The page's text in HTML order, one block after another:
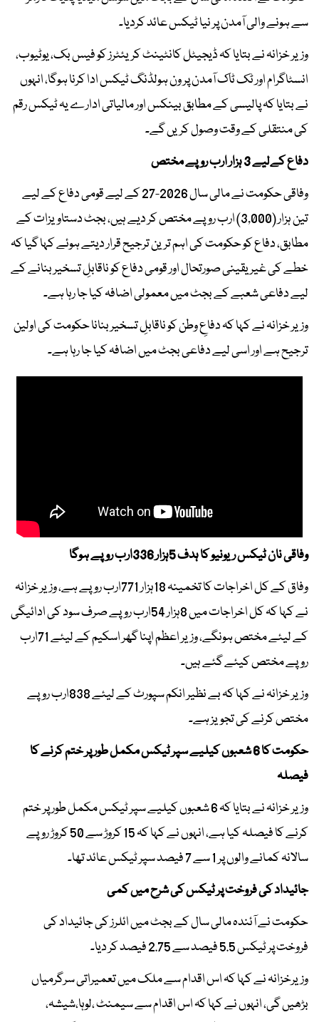
سے ہونے والی آمدن پر نیا ٹیکس عائد کردیا۔
وزیر خزانہ نے بتایا کہ ڈیجیٹل کانٹینٹ کریئٹرز کو فیس بک، یوٹیوب،
انسٹاگرام اور ٹک ٹاک آمدن پر ون ہولڈنگ ٹیکس ادا کرنا ہوگا، انہوں
نے بتایا کہ پالیسی کے مطابق بینکس اور مالیاتی ادارے یہ ٹیکس رقم
کی منتقلی کے وقت وصول کریں گے۔
دفاع کےلیے 3 ہزار ارب روپے مختص
وفاقی حکومت نے مالی سال 2026-27 کے لیے قومی دفاع کے لیے
تین ہزار (3,000) ارب روپے مختص کر دیے ہیں، بجٹ دستاویزات کے
مطابق، دفاع کو حکومت کی اہم ترین ترجیح قرار دیتے ہوئے کہا گیا کہ
خطے کی غیر یقینی صورتحال اور قومی دفاع کو ناقابلِ تسخیر بنانے کے
لیے دفاعی شعبے کے بجٹ میں معمولی اضافہ کیا جا رہا ہے۔
وزیر خزانہ نے کہا کہ دفاعِ وطن کو ناقابلِ تسخیر بنانا حکومت کی اولین
ترجیح ہے اور اسی لیے دفاعی بجٹ میں اضافہ کیا جا رہا ہے۔
وفاقی نان ٹیکس ریونیو کا ہدف 5ہزار 336ارب روپے ہوگا
وفاق کے کل اخراجات کا تخمینہ 18ہزار 771ارب روپے ہے، وزیر خزانہ
نے کہا کہ کل اخراجات میں 8ہزار 54ارب روپے صرف سود کی ادائیگی
کے لیئے مختص ہونگے، وزیر اعظم اپنا گھر اسکیم کے لیئے 71ارب
روپے مختص کیئے گئے ہیں۔
وزیر خزانہ نے کہا کہ بے نظیر انکم سپورٹ کے لیئے 838ارب روپے
مختص کرنے کی تجویز ہے۔
حکومت کا 6 شعبوں کیلیے سپر ٹیکس مکمل طور پر ختم کرنے کا
فیصلہ
وزیر خزانہ نے بتایا کہ 6 شعبوں کیلیے سپر ٹیکس مکمل طور پر ختم
کرنے کا فیصلہ کیا ہے، انہوں نے کہا کہ 15 کروڑ سے 50 کروڑ روپے
سالانہ کمانے والوں پر 1 سے 7 فیصد سپر ٹیکس عائد تھا۔
جائیداد کی فروخت پر ٹیکس کی شرح میں کمی
حکومت نے آئندہ مالی سال کے بجٹ میں ائلرز کی جائیداد کی
فروخت پر ٹیکس 5.5 فیصد سے 2.75 فیصد کر دیا۔
وزیرخزانہ نے کہا کہ اس اقدام سے ملک میں تعمیراتی سرگرمیاں
بڑھیں گی، انہوں نے کہا کہ اس اقدام سے سیمنٹ ،لوہا،شیشہ،